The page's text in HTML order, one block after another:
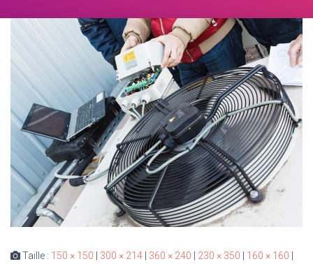
Taille : 150 × 150 | 300 × 214 | 360 × 240 | 230 × 350 | 160 × 160 |